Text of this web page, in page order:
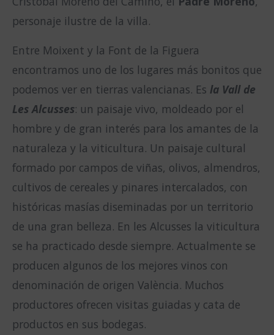
personaje ilustre de la villa.
Entre Moixent y la Font de la Figuera
encontramos uno de los lugares más bonitos que
podemos ver en tierras valencianas. Es la Vall de
Les Alcusses: un paisaje vivo, moldeado por el
hombre y de gran interés para los amantes de la
naturaleza y la viticultura. Un paisaje cultural
formado por campos de viñas, olivos, almendros,
cultivos de cereales y pinares intercalados, con
históricas masías diseminadas por un territorio
de una gran belleza. En les Alcusses la viticultura
se ha practicado desde siempre. Actualmente se
producen algunos de los mejores vinos con
denominación de origen València. Muchos
productores ofrecen visitas guiadas y cata de
productos en sus bodegas.